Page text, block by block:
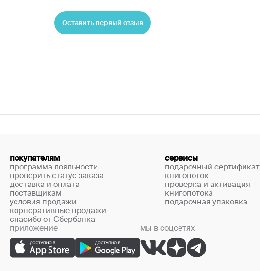
Оставить первый отзыв
покупателям
программа лояльности
проверить статус заказа
доставка и оплата
поставщикам
условия продажи
корпоративные продажи
спасибо от Сбербанка
сервисы
подарочный сертификат
книгопоток
проверка и активация
книгопотока
подарочная упаковка
приложение мы в соцсетях